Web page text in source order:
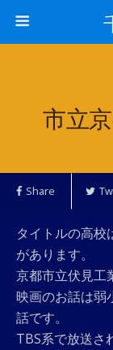
市立
Share
タイトルの高校
があります。
京都市立伏見工
映画のお話は弱
話です。
TBS系で放送さ